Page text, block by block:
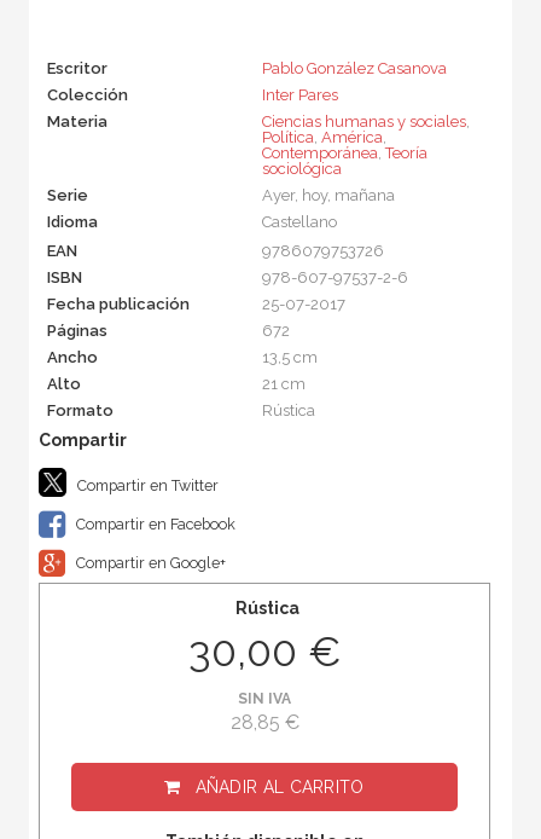
Escritor
Pablo González Casanova
Colección
Inter Pares
Materia
Ciencias humanas y sociales,
Política América
Contemporánea ,Teoría
sociológica
Serie
Ayer, hoy, mañana
Idioma
Castellano
EAN
9786079753726
ISBN
978-607-97537-2-6
Fecha publicación
25-07-2017
Páginas
672
Ancho
13,5 cm
Alto
21 cm
Formato
Rústica
Compartir en Twitter
Compartir en Facebook
Compartir en Google+
Rústica
30,00 €
SIN IVA
28,85 €
AÑADIR AL CARRITO